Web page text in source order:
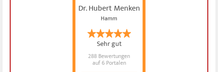
Dr. Hubert Menken
Hamm
Sehr gut
288 Bewertungen
auf 6 Portalen